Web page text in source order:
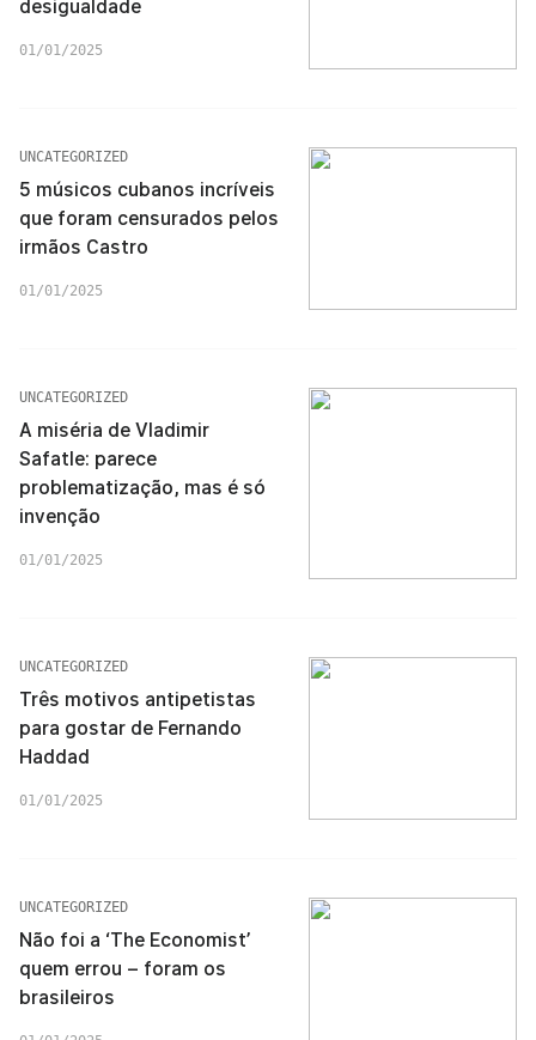
desigualdade
01/01/2025
UNCATEGORIZED
5 músicos cubanos incríveis
que foram censurados pelos
irmãos Castro
01/01/2025
UNCATEGORIZED
A miséria de Vladimir
Safatle: parece
problematização, mas é só
invenção
01/01/2025
UNCATEGORIZED
Três motivos antipetistas
para gostar de Fernando
Haddad
01/01/2025
UNCATEGORIZED
Não foi a ‘The Economist’
quem errou – foram os
brasileiros